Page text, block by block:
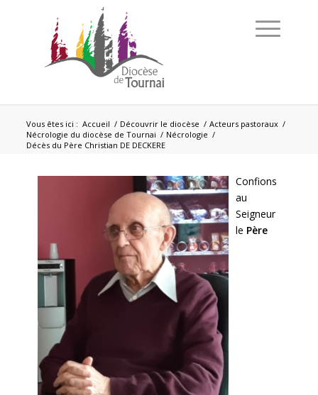
Vous êtes ici : Accueil / Découvrir le diocèse / Acteurs pastoraux /
Nécrologie du diocèse de Tournai / Nécrologie /
Décès du Père Christian DE DECKERE
Confions
au
Seigneur
le Père